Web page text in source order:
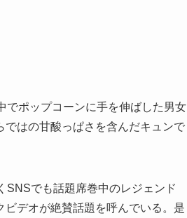
でポップコーンに手を伸ばした男女
はの甘酸っぱさを含んだキュンで
SNSでも話題席巻中のレジェンド
ビデオが絶賛話題を呼んでいる。是